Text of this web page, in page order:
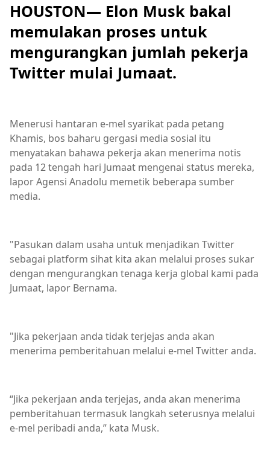
HOUSTON— Elon Musk bakal
memulakan proses untuk
mengurangkan jumlah pekerja
Twitter mulai Jumaat.
Menerusi hantaran e-mel syarikat pada petang
Khamis, bos baharu gergasi media sosial itu
menyatakan bahawa pekerja akan menerima notis
pada 12 tengah hari Jumaat mengenai status mereka,
lapor Agensi Anadolu memetik beberapa sumber
media.
"Pasukan dalam usaha untuk menjadikan Twitter
sebagai platform sihat kita akan melalui proses sukar
dengan mengurangkan tenaga kerja global kami pada
Jumaat, lapor Bernama.
"Jika pekerjaan anda tidak terjejas anda akan
menerima pemberitahuan melalui e-mel Twitter anda.
“Jika pekerjaan anda terjejas, anda akan menerima
pemberitahuan termasuk langkah seterusnya melalui
e-mel peribadi anda,” kata Musk.